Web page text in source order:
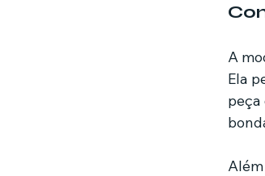
A
Ela
peça